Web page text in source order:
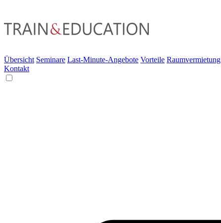
Übersicht Seminare Last-Minute-Angebote Vorteile Raumvermietung
Kontakt